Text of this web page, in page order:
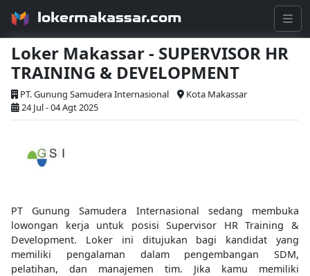
lokermakassar.com
Loker Makassar - SUPERVISOR HR
TRAINING & DEVELOPMENT
PT. Gunung Samudera Internasional
Kota Makassar
24 Jul - 04 Agt 2025
PT Gunung Samudera Internasional sedang membuka
lowongan kerja untuk posisi Supervisor HR Training &
Development. Loker ini ditujukan bagi kandidat yang
memiliki pengalaman dalam pengembangan SDM,
pelatihan, dan manajemen tim. Jika kamu memiliki